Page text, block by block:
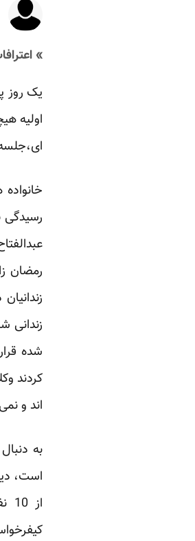
»
یک روز
ای،جلسه روز 5 شنبه را به شنبه آینده موکول و علت آن را هم
رسیدگی
رمضان
زندانی
شده
کردند
اند و
به